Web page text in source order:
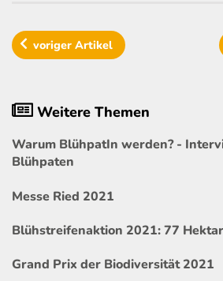
vorigerArtikel
Weitere Themen
Warum BlühpatIn werden? -
Blühpaten
Messe Ried 2021
Blühstreifenaktion 2021: 77
Grand Prix der Biodiversität 2021